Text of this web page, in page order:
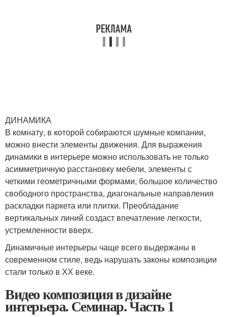
ДИНАМИКА
В комнату, в которой собираются шумные компании,
можно внести элементы движения. Для выражения
динамики в интерьере можно использовать не только
асимметричную расстановку мебели, элементы с
четкими геометричными формами, большое количество
свободного пространства, диагональные направления
раскладки паркета или плитки. Преобладание
вертикальных линий создаст впечатление легкости,
устремленности вверх.
Динамичные интерьеры чаще всего выдержаны в
современном стиле, ведь нарушать законы композиции
стали только в ХХ веке.
Видео композиция в дизайне
интерьера. Семинар. Часть 1